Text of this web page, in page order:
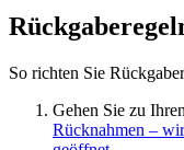
So richten Sie
Gehen Sie zu Ihren
Rücknahmen –